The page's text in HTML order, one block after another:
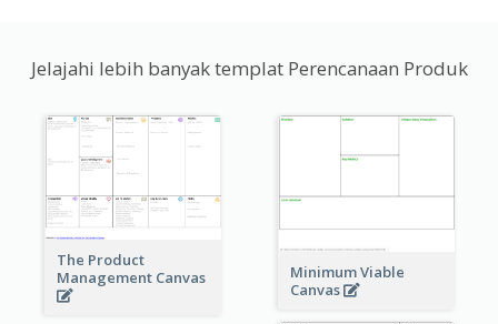
Jelajahi lebih banyak templat Perencanaan Produk
The Product
Management Canvas
Minimum Viable
Canvas